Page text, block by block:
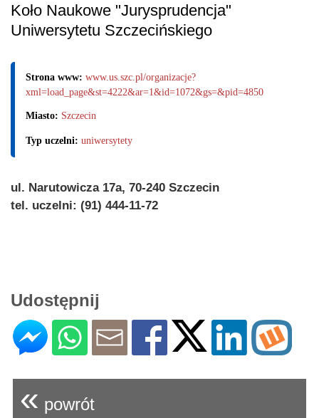
Koło Naukowe "Jurysprudencja"
Uniwersytetu Szczecińskiego
Strona www: www.us.szc.pl/organizacje?
xml=load_page&st=4222&ar=1&id=1072&gs=&pid=4850
Miasto: Szczecin
Typ uczelni: uniwersytety
ul. Narutowicza 17a, 70-240 Szczecin
tel. uczelni: (91) 444-11-72
Udostępnij
« powrót